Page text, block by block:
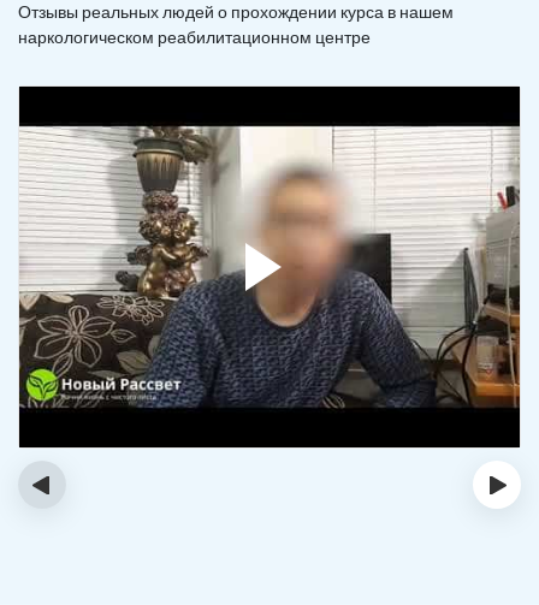
Отзывы реальных людей о прохождении курса в нашем
наркологическом реабилитационном центре
‹ ›